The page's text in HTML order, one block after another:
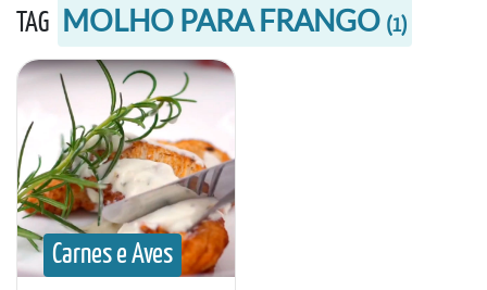
TAG MOLHO PARA FRANGO (1)
Carnes e Aves